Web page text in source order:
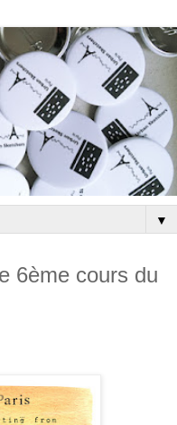
▼
6ème cours du